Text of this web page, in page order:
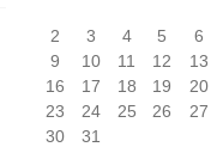
2
3 4 5 6
9
10 11 12 13
16
17 18 19 20
23
24 25 26 27
30
31